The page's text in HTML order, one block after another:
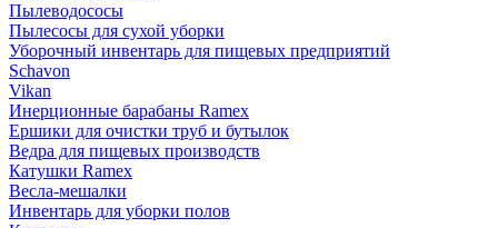
Пылеводососы
Пылесосы для сухой уборки
Уборочный инвентарь для пищевых предприятий
Schavon
Vikan
Инерционные барабаны Ramex
Ершики для очистки труб и бутылок
Ведра для пищевых производств
Катушки Ramex
Весла-мешалки
Инвентарь для уборки полов